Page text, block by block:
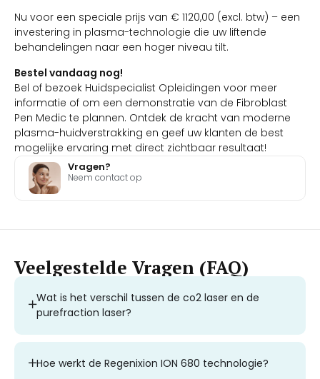
Nu voor een speciale prijs van € 1120,00 (excl. btw) – een
investering in plasma-technologie die uw liftende
behandelingen naar een hoger niveau tilt.
Bestel vandaag nog!
Bel of bezoek Huidspecialist Opleidingen voor meer
informatie of om een demonstratie van de Fibroblast
Pen Medic te plannen. Ontdek de kracht van moderne
plasma-huidverstrakking en geef uw klanten de best
mogelijke ervaring met direct zichtbaar resultaat!
Vragen?
Neem contact op
Veelgestelde Vragen (FAQ)
Wat is het verschil tussen de co2 laser en de
purefraction laser?
Hoe werkt de Regenixion ION 680 technologie?